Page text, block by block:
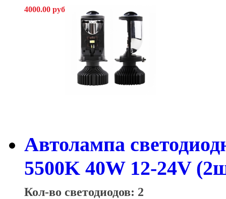
4000.00 руб
Автолампа
5500K 40W 12-24V
Кол-во светодиодов: 2